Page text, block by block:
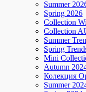
Summer
Spring 2026
Collection
Collection
Summer
Spring
Mini
Autumn
Колекция
Summer